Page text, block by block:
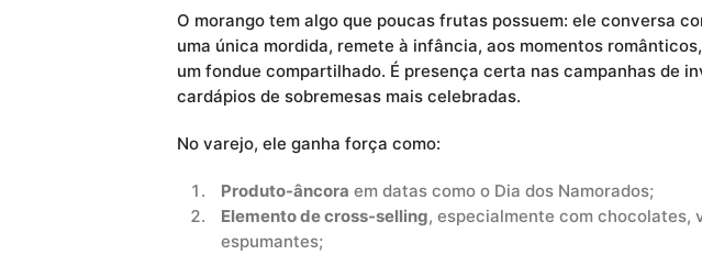
O morango tem algo que poucas frutas possuem: ele conversa
uma única mordida, remete à infância, aos momentos
um fondue compartilhado. É presença certa nas campanhas de
cardápios de sobremesas mais celebradas.
No varejo, ele ganha força como:
Produto-âncora em datas como o Dia dos Namorados;
Elemento de cross-selling, especialmente com chocolates,
espumantes;